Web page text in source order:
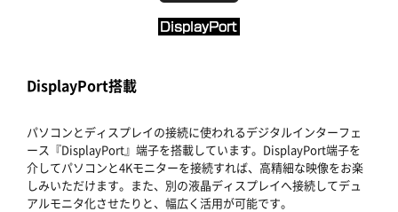
DisplayPort搭載
パソコンとディスプレイの接続に使われるデジタルインターフェ
ース『DisplayPort』端子を搭載しています。DisplayPort端子を
介してパソコンと4Kモニターを接続すれば、高精細な映像をお楽
しみいただけます。また、別の液晶ディスプレイへ接続してデュ
アルモニタ化させたりと、幅広く活用が可能です。